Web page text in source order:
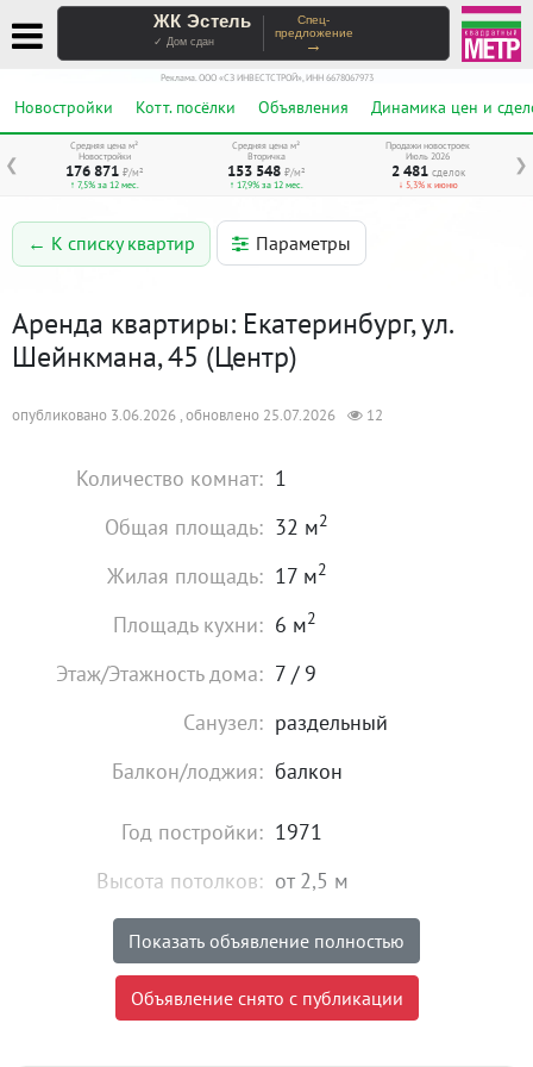
ЖК Эстель
✓ Дом сдан
Спец-
предложение
→
Реклама. ООО «СЗ ИНВЕСТСТРОЙ», ИНН 6678067973
Новостройки Котт. посёлки Объявления Динамика цен и
❮ ❯
Средняя цена м²
Новостройки
176 871 ₽/м²
↑ 7,5% за 12 мес.
Средняя цена м²
Вторичка
153 548 ₽/м²
↑ 17,9% за 12 мес.
Продажи новостроек
Июль 2026
2 481 сделок
↓ 5,3% к июню
← К списку квартир Параметры
Аренда квартиры: Екатеринбург, ул.
Шейнкмана, 45 (Центр)
опубликовано 3.06.2026 , обновлено 25.07.2026 12
Количество комнат: 1
Общая площадь: 32 м2
Жилая площадь: 17 м2
Площадь кухни: 6 м2
Этаж/Этажность дома: 7 / 9
Санузел: раздельный
Балкон/лоджия: балкон
Год постройки: 1971
Высота потолков: от 2,5 м
Состояние: идеальное
Мебель: есть
Показать объявление полностью
Объявление снято с публикации